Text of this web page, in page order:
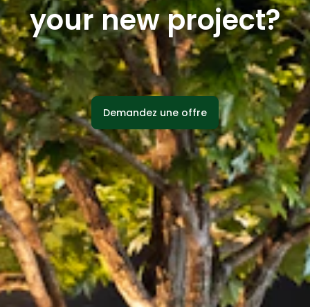
your new project?
Demandez une offre